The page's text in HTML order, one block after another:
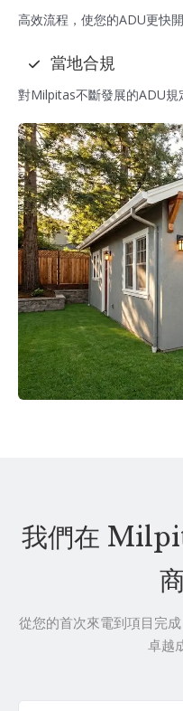
高效流程，使您的ADU更快
當地合規
對Milpitas不斷發展的ADU規
我們在
從您的首次來電到項目完
卓越